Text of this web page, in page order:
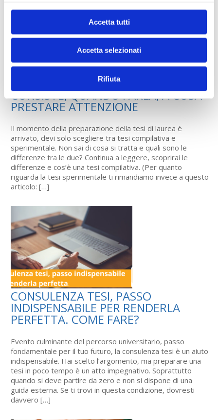
Accetta tutti
Accetta selezionati
Rifiuta
TESI COMPILATIVA, IN COSA
CONSISTE, QUANDO FARLA, A COSA
PRESTARE ATTENZIONE
Il momento della preparazione della tesi di laurea è
arrivato, devi solo scegliere tra tesi compilativa e
sperimentale. Non sai di cosa si tratta e quali sono le
differenze tra le due? Continua a leggere, scoprirai le
differenze e cos’è una tesi compilativa. (Per quanto
riguarda la tesi sperimentale ti rimandiamo invece a questo
articolo: […]
CONSULENZA TESI, PASSO
INDISPENSABILE PER RENDERLA
PERFETTA. COME FARE?
Evento culminante del percorso universitario, passo
fondamentale per il tuo futuro, la consulenza tesi è un aiuto
indispensabile. Hai scelto l’argomento, ma preparare una
tesi in poco tempo è un atto impegnativo. Soprattutto
quando si deve partire da zero e non si dispone di una
guida esterna. Se ti trovi in questa condizione, dovresti
davvero […]